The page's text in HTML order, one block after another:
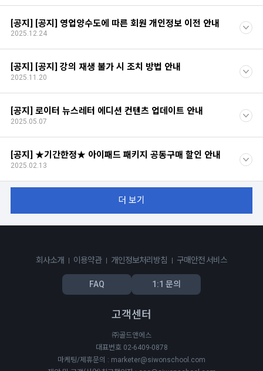
[공지] [공지] 영업양수도에 따른 회원 개인정보 이전 안내
2025.12.24
[공지] [공지] 강의 재생 불가 시 조치 방법 안내
2025.11.20
[공지] 로이터 뉴스레터 에디션 컨텐츠 업데이트 안내
2025.05.07
[공지] ★기간한정★ 아이패드 패키지 공동구매 할인 안내
2025.02.13
더 보기
회사소개 이용약관 개인정보처리방침 구매안전 서비스
FAQ 1:1 문의
고객센터
㈜골드앤에스
대표번호 02-6409-0878
마케팅/제휴문의 : marketer@siwonschool.com